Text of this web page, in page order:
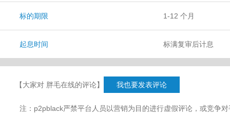
标的期限 1-12 个月
起息时间 标满复审后计息
【大家对 胖毛在线的评论】 我也要发表评论
注：p2pblack严禁平台人员以营销为目的进行虚假评论，或竞争